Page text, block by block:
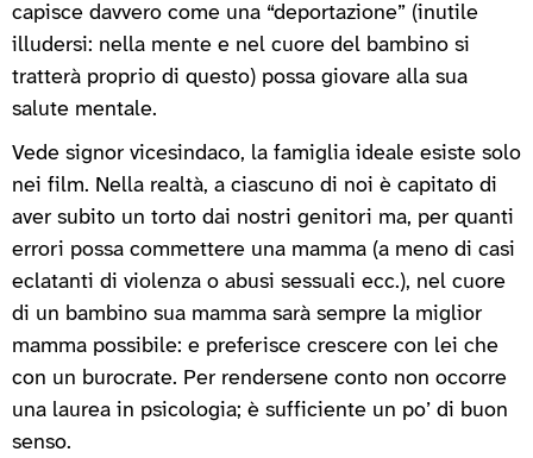
capisce davvero come una “deportazione” (inutile
illudersi: nella mente e nel cuore del bambino si
tratterà proprio di questo) possa giovare alla sua
salute mentale.
Vede signor vicesindaco, la famiglia ideale esiste solo
nei film. Nella realtà, a ciascuno di noi è capitato di
aver subito un torto dai nostri genitori ma, per quanti
errori possa commettere una mamma (a meno di casi
eclatanti di violenza o abusi sessuali ecc.), nel cuore
di un bambino sua mamma sarà sempre la miglior
mamma possibile: e preferisce crescere con lei che
con un burocrate. Per rendersene conto non occorre
una laurea in psicologia; è sufficiente un po’ di buon
senso.